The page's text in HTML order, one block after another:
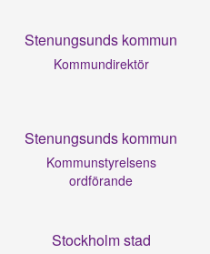
Stenungsunds kommun
Kommundirektör
Stenungsunds kommun
Kommunstyrelsens
ordförande
Stockholm stad